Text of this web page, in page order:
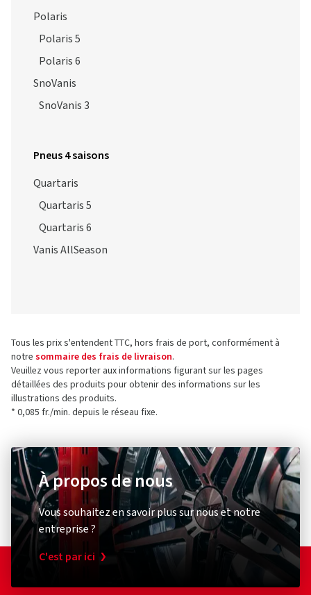
Polaris
Polaris 5
Polaris 6
SnoVanis
SnoVanis 3
Pneus 4 saisons
Quartaris
Quartaris 5
Quartaris 6
Vanis AllSeason
Tous les prix s'entendent TTC, hors frais de port, conformément à
notre sommaire des frais de livraison.
Veuillez vous reporter aux informations figurant sur les pages
détaillées des produits pour obtenir des informations sur les
illustrations des produits.
* 0,085 fr./min. depuis le réseau fixe.
À propos de nous
Vous souhaitez en savoir plus sur nous et notre
entreprise ?
C'est par ici